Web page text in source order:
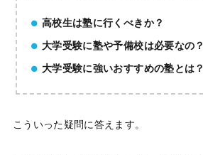
高校生は塾に行くべきか？
大学受験に塾や予備校は必要なの？
大学受験に強いおすすめの塾とは？
こういった疑問に答えます。